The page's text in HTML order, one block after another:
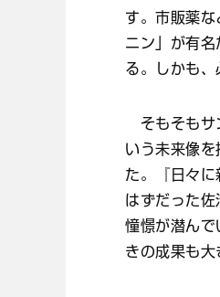
す。市販薬
ニン」が有
る。しかも、
そもそもサ
いう未来像
た。『日々
はずだった
憧憬が潜んで
きの成果も大